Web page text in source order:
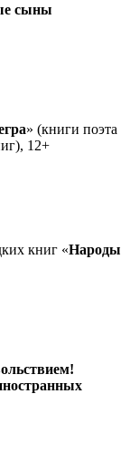
сыны
» (книги поэта
12+
книг «Народы